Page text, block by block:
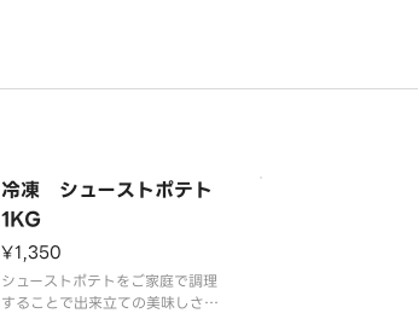
冷凍 シューストポテト
1KG
¥1,350
シューストポテトをご家庭で調理
することで出来立ての美味しさが